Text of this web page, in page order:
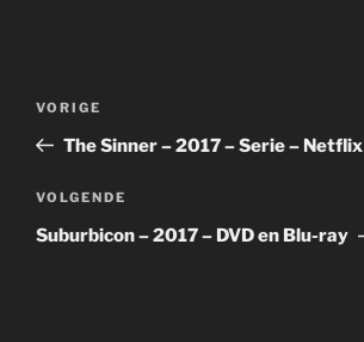
Vorig
bericht
VORIGE
The Sinner – 2017 – Serie – Netflix
Volgend
bericht
VOLGENDE
Suburbicon – 2017 – DVD en Blu-ray